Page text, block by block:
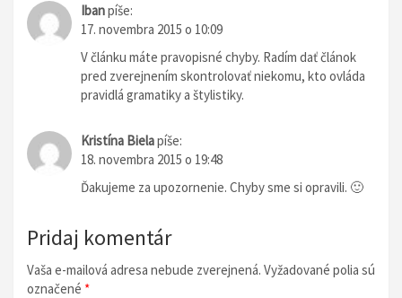
Ibanpíše:
17. novembra 2015 o 10:09
V článku máte pravopisné chyby. Radím dať článok
pred zverejnením skontrolovať niekomu, kto ovláda
pravidlá gramatiky a štylistiky.
Kristína Bielapíše:
18. novembra 2015 o 19:48
Ďakujeme za upozornenie. Chyby sme si opravili. 🙂
Pridaj komentár
Vaša e-mailová adresa nebude zverejnená. Vyžadované polia sú
označené *